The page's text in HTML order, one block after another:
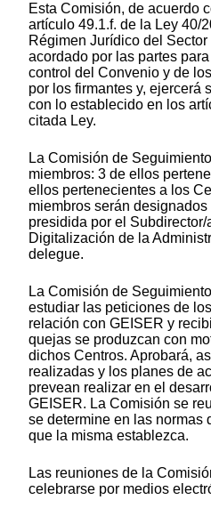
Esta Comisión, de acuerdo
artículo 49.1.f. de la Ley 40/
Régimen Jurídico del
acordado por las partes
control del Convenio y de
por los firmantes y, ejercerá
con lo establecido en los
citada Ley.
La Comisión de
miembros: 3 de ellos
ellos pertenecientes a los
miembros serán
presidida por el
Digitalización de la
delegue.
La Comisión de
estudiar las peticiones de
relación con GEISER y
quejas se produzcan con
dichos Centros. Aprobará,
realizadas y los planes de
prevean realizar en el
GEISER. La Comisión se
se determine en las normas
que la misma establezca.
Las reuniones de la
celebrarse por medios